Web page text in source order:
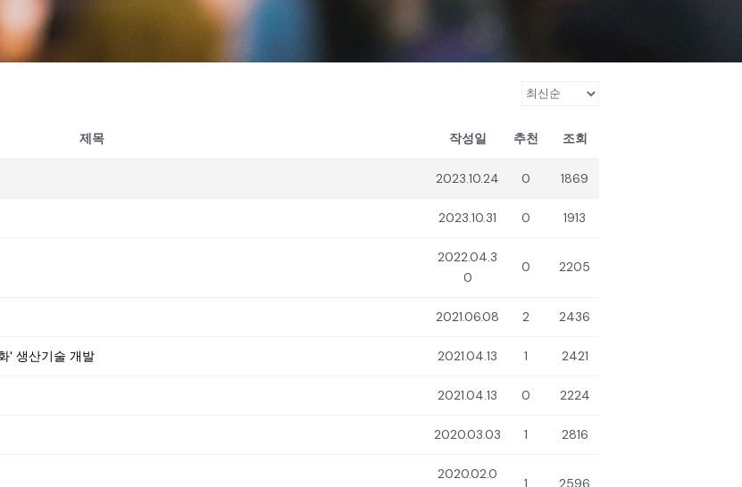
제목 작성일 추천 조회
2023.10.24 0 1869
2023.10.31 0 1913
2022.04.3
0
0 2205
2021.06.08 2 2436
' 생산기술 개발 2021.04.13 1 2421
2021.04.13 0 2224
2020.03.03 1 2816
2020.02.0
1 2596